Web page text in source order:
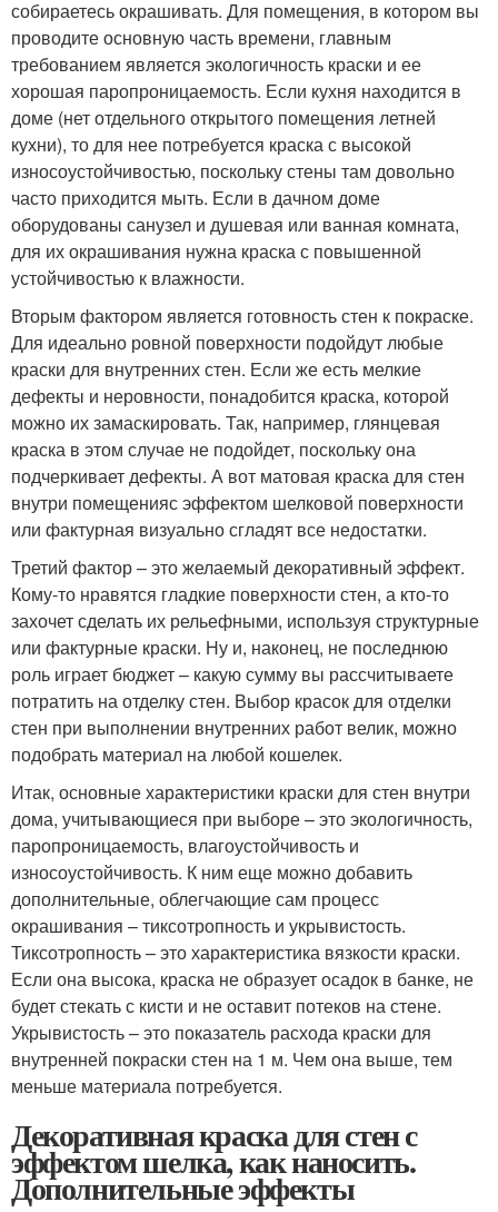
собираетесь окрашивать. Для помещения, в котором вы
проводите основную часть времени, главным
требованием является экологичность краски и ее
хорошая паропроницаемость. Если кухня находится в
доме (нет отдельного открытого помещения летней
кухни), то для нее потребуется краска с высокой
износоустойчивостью, поскольку стены там довольно
часто приходится мыть. Если в дачном доме
оборудованы санузел и душевая или ванная комната,
для их окрашивания нужна краска с повышенной
устойчивостью к влажности.
Вторым фактором является готовность стен к покраске.
Для идеально ровной поверхности подойдут любые
краски для внутренних стен. Если же есть мелкие
дефекты и неровности, понадобится краска, которой
можно их замаскировать. Так, например, глянцевая
краска в этом случае не подойдет, поскольку она
подчеркивает дефекты. А вот матовая краска для стен
внутри помещенияс эффектом шелковой поверхности
или фактурная визуально сгладят все недостатки.
Третий фактор – это желаемый декоративный эффект.
Кому-то нравятся гладкие поверхности стен, а кто-то
захочет сделать их рельефными, используя структурные
или фактурные краски. Ну и, наконец, не последнюю
роль играет бюджет – какую сумму вы рассчитываете
потратить на отделку стен. Выбор красок для отделки
стен при выполнении внутренних работ велик, можно
подобрать материал на любой кошелек.
Итак, основные характеристики краски для стен внутри
дома, учитывающиеся при выборе – это экологичность,
паропроницаемость, влагоустойчивость и
износоустойчивость. К ним еще можно добавить
дополнительные, облегчающие сам процесс
окрашивания – тиксотропность и укрывистость.
Тиксотропность – это характеристика вязкости краски.
Если она высока, краска не образует осадок в банке, не
будет стекать с кисти и не оставит потеков на стене.
Укрывистость – это показатель расхода краски для
внутренней покраски стен на 1 м. Чем она выше, тем
меньше материала потребуется.
Декоративная краска для стен с
эффектом шелка, как наносить.
Дополнительные эффекты